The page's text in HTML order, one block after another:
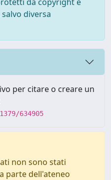
diversa
per citare o creare un
634905
non sono stati
parte dell'ateneo